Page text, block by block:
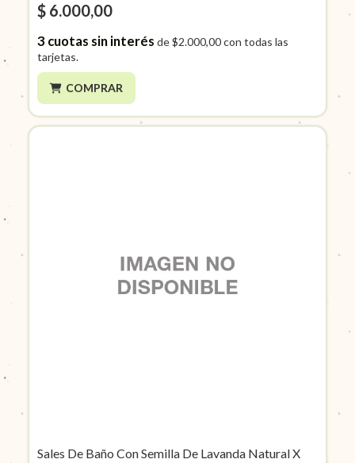
$ 6.000,00
3cuotas sin interés de$2.000,00con todas las
tarjetas.
COMPRAR
Sales De Baño Con Semilla De Lavanda Natural X